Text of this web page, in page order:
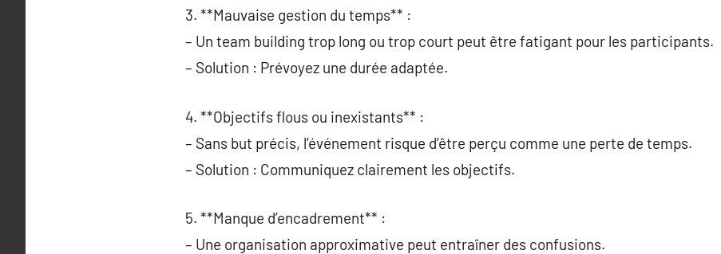
3. **Mauvaise gestion du temps** :
– Un team building trop long ou trop court peut être fatigant pour les participants.
– Solution : Prévoyez une durée adaptée.
4. **Objectifs flous ou inexistants** :
– Sans but précis, l’événement risque d’être perçu comme une perte de temps.
– Solution : Communiquez clairement les objectifs.
5. **Manque d’encadrement** :
– Une organisation approximative peut entraîner des confusions.